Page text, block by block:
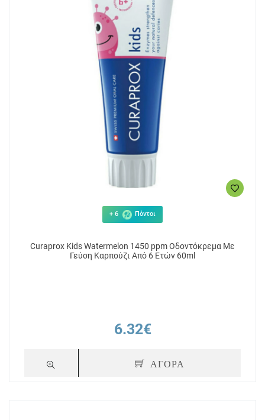
+ 6 Πόντοι
Curaprox Kids Watermelon 1450 ppm Οδοντόκρεμα Με
Γεύση Καρπούζι Από 6 Ετών 60ml
6.32€
ΑΓΟΡΑ